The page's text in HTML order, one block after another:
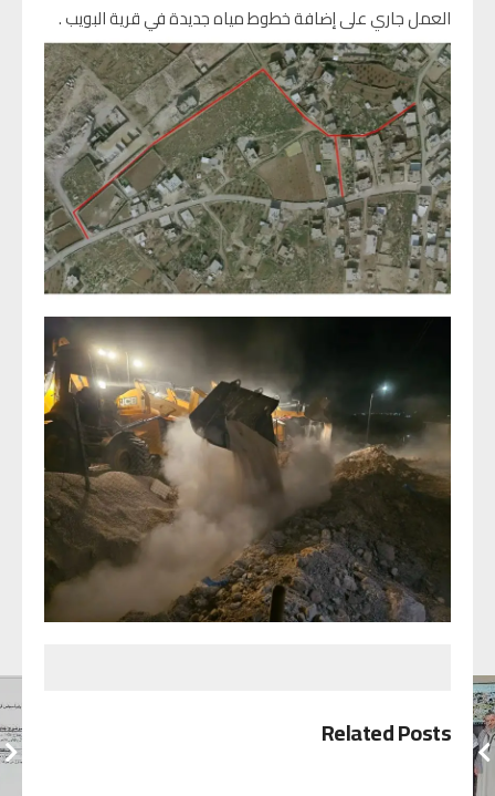
العمل جاري على إضافة خطوط مياه جديدة في قرية البويب .
Related Posts